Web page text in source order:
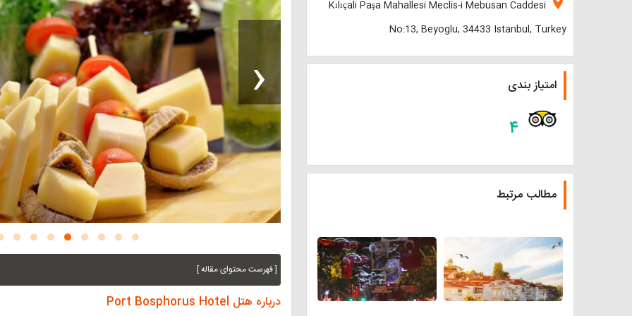
‹
[ فهرست محتوای مقاله ]
درباره هتل Port Bosphorus Hotel
Kılıçali Paşa Mahallesi Meclis-i Mebusan Caddesi
No:13, Beyoglu, 34433 Istanbul, Turkey
امتیاز بندی
۴
مطالب مرتبط